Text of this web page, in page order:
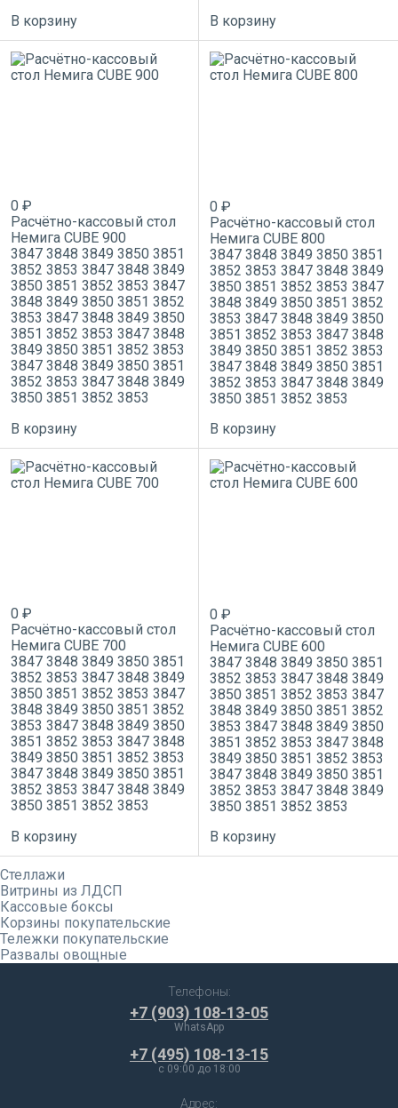
В корзину
В корзину
0 ₽
Расчётно-кассовый стол
Немига CUBE 900
3847 3848 3849 3850 3851
3852 3853 3847 3848 3849
3850 3851 3852 3853 3847
3848 3849 3850 3851 3852
3853 3847 3848 3849 3850
3851 3852 3853 3847 3848
3849 3850 3851 3852 3853
3847 3848 3849 3850 3851
3852 3853 3847 3848 3849
3850 3851 3852 3853
В корзину
0 ₽
Расчётно-кассовый стол
Немига CUBE 800
3847 3848 3849 3850 3851
3852 3853 3847 3848 3849
3850 3851 3852 3853 3847
3848 3849 3850 3851 3852
3853 3847 3848 3849 3850
3851 3852 3853 3847 3848
3849 3850 3851 3852 3853
3847 3848 3849 3850 3851
3852 3853 3847 3848 3849
3850 3851 3852 3853
В корзину
0 ₽
Расчётно-кассовый стол
Немига CUBE 700
3847 3848 3849 3850 3851
3852 3853 3847 3848 3849
3850 3851 3852 3853 3847
3848 3849 3850 3851 3852
3853 3847 3848 3849 3850
3851 3852 3853 3847 3848
3849 3850 3851 3852 3853
3847 3848 3849 3850 3851
3852 3853 3847 3848 3849
3850 3851 3852 3853
В корзину
0 ₽
Расчётно-кассовый стол
Немига CUBE 600
3847 3848 3849 3850 3851
3852 3853 3847 3848 3849
3850 3851 3852 3853 3847
3848 3849 3850 3851 3852
3853 3847 3848 3849 3850
3851 3852 3853 3847 3848
3849 3850 3851 3852 3853
3847 3848 3849 3850 3851
3852 3853 3847 3848 3849
3850 3851 3852 3853
В корзину
Стеллажи
Витрины из ЛДСП
Кассовые боксы
Корзины покупательские
Тележки покупательские
Развалы овощные
Телефоны:
+7 (903) 108-13-05
WhatsApp
+7 (495) 108-13-15
c 09:00 до 18:00
Адрес: